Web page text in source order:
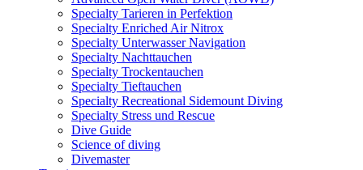
Specialty Tarieren in Perfektion
Specialty Enriched Air Nitrox
Specialty Unterwasser Navigation
Specialty Nachttauchen
Specialty Trockentauchen
Specialty Tieftauchen
Specialty Recreational Sidemount Diving
Specialty Stress und Rescue
Dive Guide
Science of diving
Divemaster